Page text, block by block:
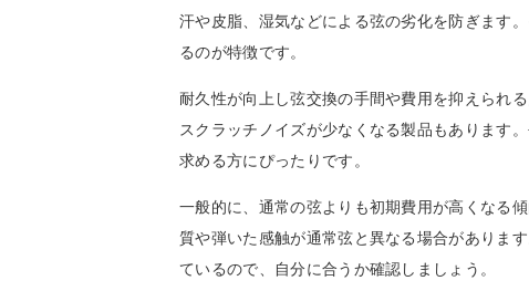
汗や皮脂、湿気などによる弦の劣化を防ぎます
るのが特徴です。
耐久性が向上し弦交換の手間や費用を抑えられ
スクラッチノイズが少なくなる製品もあります
求める方にぴったりです。
一般的に、通常の弦よりも初期費用が高くなる
質や弾いた感触が通常弦と異なる場合がありま
ているので、自分に合うか確認しましょう。